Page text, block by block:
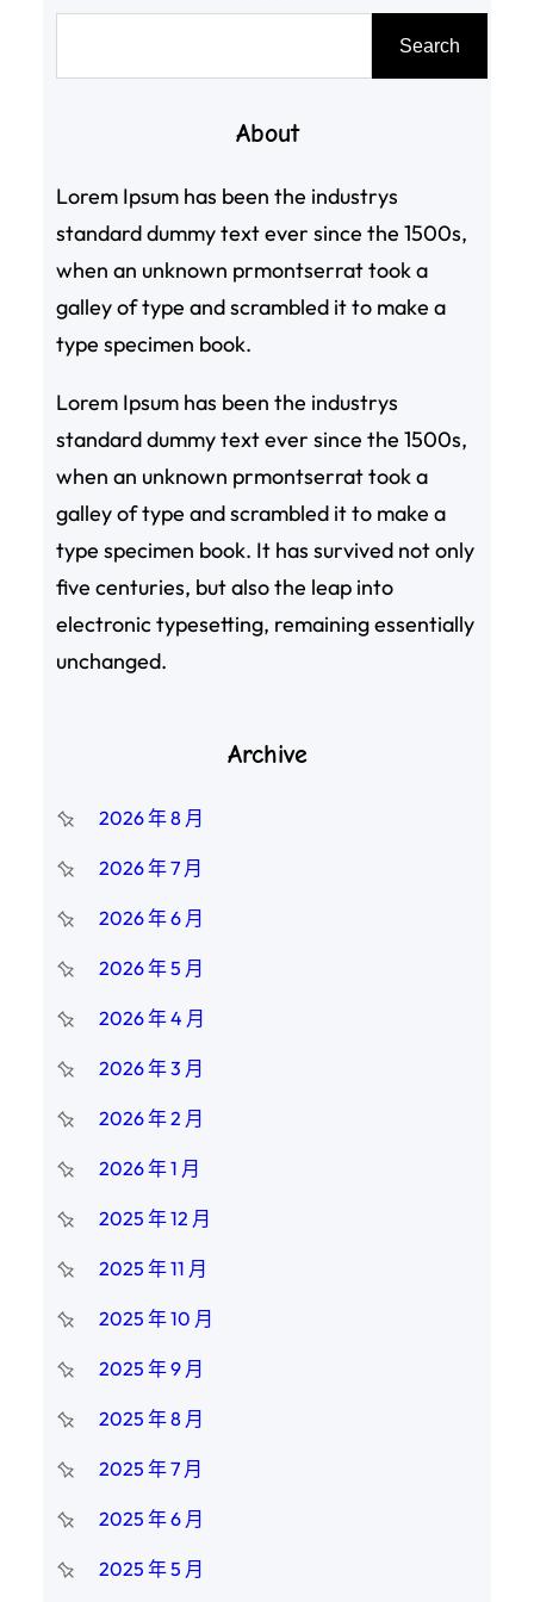
Search
About
Lorem Ipsum has been the industrys
standard dummy text ever since the 1500s,
when an unknown prmontserrat took a
galley of type and scrambled it to make a
type specimen book.
Lorem Ipsum has been the industrys
standard dummy text ever since the 1500s,
when an unknown prmontserrat took a
galley of type and scrambled it to make a
type specimen book. It has survived not only
five centuries, but also the leap into
electronic typesetting, remaining essentially
unchanged.
Archive
2026 年 8 月
2026 年 7 月
2026 年 6 月
2026 年 5 月
2026 年 4 月
2026 年 3 月
2026 年 2 月
2026 年 1 月
2025 年 12 月
2025 年 11 月
2025 年 10 月
2025 年 9 月
2025 年 8 月
2025 年 7 月
2025 年 6 月
2025 年 5 月